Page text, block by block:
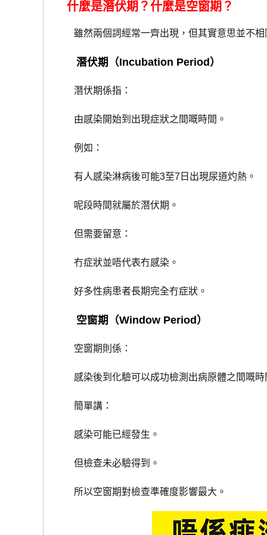
什麼是潛伏期？什麼是空窗期？
雖然兩個詞經常一齊出現，但其實意思並不相
潛伏期（Incubation Period）
潛伏期係指：
由感染開始到出現症狀之間嘅時間。
例如：
有人感染淋病後可能3至7日出現尿道灼熱。
呢段時間就屬於潛伏期。
但需要留意：
冇症狀並唔代表冇感染。
好多性病患者長期完全冇症狀。
空窗期（Window Period）
空窗期則係：
感染後到化驗可以成功檢測出病原體之間嘅時
簡單講：
感染可能已經發生。
但檢查未必驗得到。
所以空窗期對檢查準確度影響最大。